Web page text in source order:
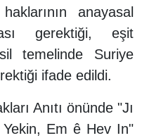
anayasal
gerektiği, eşit
temelinde Suriye
ifade edildi.
Anıtı önünde "Jı
Em ê Hev In"